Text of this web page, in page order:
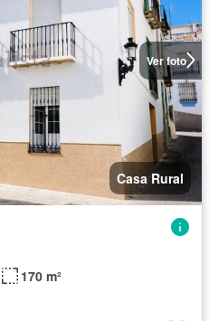
Ver foto
Casa Rural
170 m²